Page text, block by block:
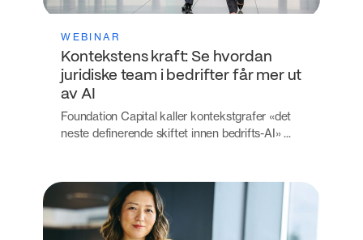
WEBINAR
Kontekstens kraft: Se hvordan
juridiske team i bedrifter får mer ut
av AI
Foundation Capital kaller kontekstgrafer «det
neste definerende skiftet innen bedrifts-AI» ...